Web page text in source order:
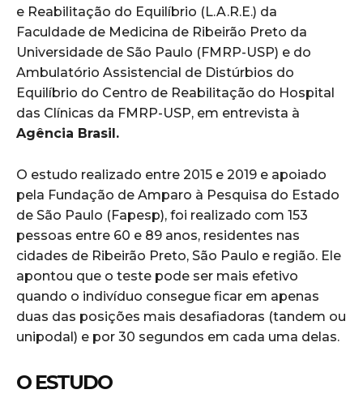
e Reabilitação do Equilíbrio (L.A.R.E.) da
Faculdade de Medicina de Ribeirão Preto da
Universidade de São Paulo (FMRP-USP) e do
Ambulatório Assistencial de Distúrbios do
Equilíbrio do Centro de Reabilitação do Hospital
das Clínicas da FMRP-USP, em entrevista à
Agência Brasil.
O estudo realizado entre 2015 e 2019 e apoiado
pela Fundação de Amparo à Pesquisa do Estado
de São Paulo (Fapesp), foi realizado com 153
pessoas entre 60 e 89 anos, residentes nas
cidades de Ribeirão Preto, São Paulo e região. Ele
apontou que o teste pode ser mais efetivo
quando o indivíduo consegue ficar em apenas
duas das posições mais desafiadoras (tandem ou
unipodal) e por 30 segundos em cada uma delas.
O ESTUDO